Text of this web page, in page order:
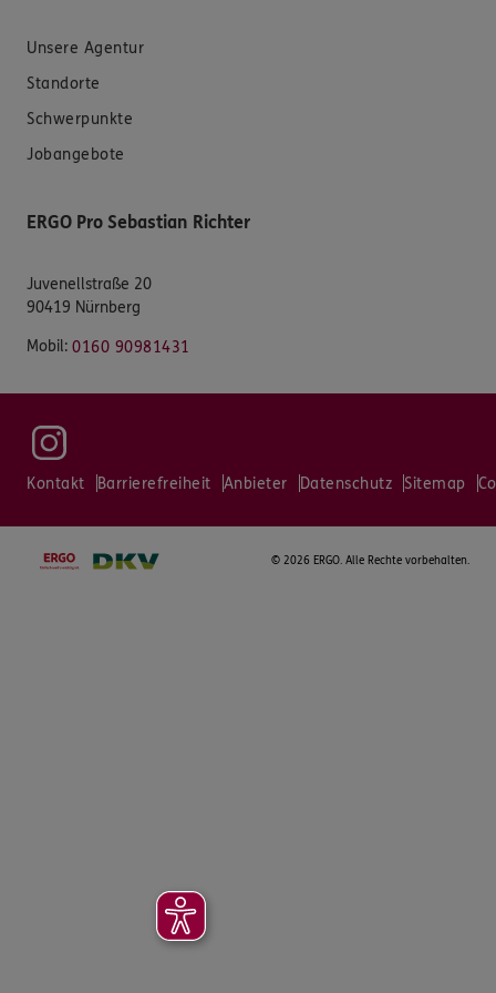
Unsere Agentur
Standorte
Schwerpunkte
Jobangebote
ERGO Pro Sebastian Richter
Juvenellstraße 20
90419 Nürnberg
Mobil: 0160 90981431
Kontakt Barrierefreiheit Anbieter Datenschutz Sitemap
© 2026 ERGO. Alle Rechte vorbehalten.